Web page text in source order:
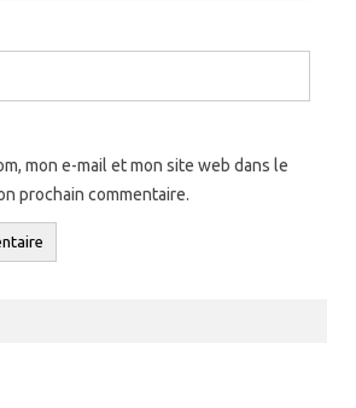
mon e-mail et mon site web dans le
prochain commentaire.